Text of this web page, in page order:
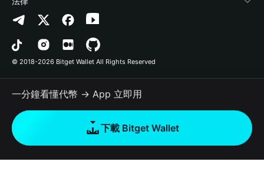
品牌資源
工作機會
Prediction Markets
DApp
RWA
如何購買加密貨幣
合約檢測
批次轉帳
Avalanche
Bitcoin
Polygon
隱私協議
用戶使用協議
© 2018-2026 Bitget Wallet All Rights Reserved
一分鐘看懂代幣 → App 立即用
下載 Bitget Wallet